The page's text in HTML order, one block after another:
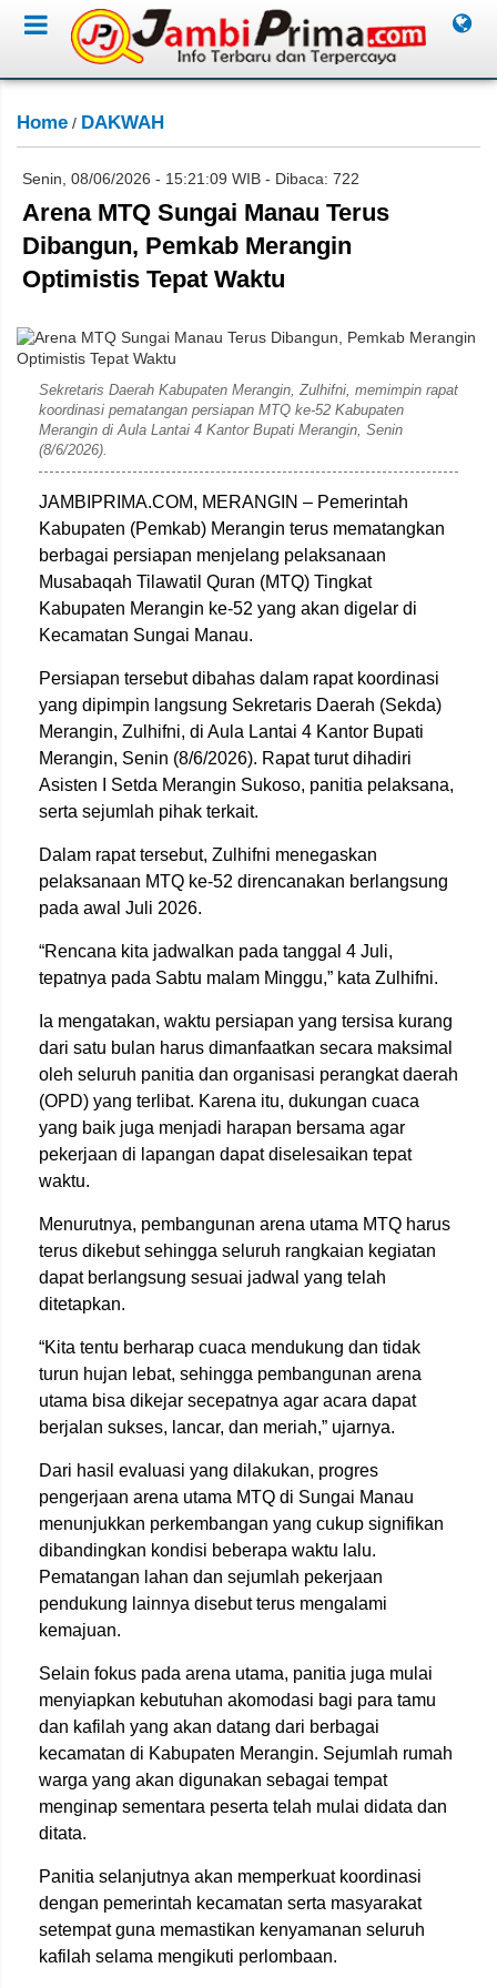
Home / DAKWAH
Senin, 08/06/2026 - 15:21:09 WIB - Dibaca: 722
Arena MTQ Sungai Manau Terus
Dibangun, Pemkab Merangin
Optimistis Tepat Waktu
Sekretaris Daerah Kabupaten Merangin, Zulhifni, memimpin rapat
koordinasi pematangan persiapan MTQ ke-52 Kabupaten
Merangin di Aula Lantai 4 Kantor Bupati Merangin, Senin
(8/6/2026).
JAMBIPRIMA.COM, MERANGIN – Pemerintah
Kabupaten (Pemkab) Merangin terus mematangkan
berbagai persiapan menjelang pelaksanaan
Musabaqah Tilawatil Quran (MTQ) Tingkat
Kabupaten Merangin ke-52 yang akan digelar di
Kecamatan Sungai Manau.
Persiapan tersebut dibahas dalam rapat koordinasi
yang dipimpin langsung Sekretaris Daerah (Sekda)
Merangin, Zulhifni, di Aula Lantai 4 Kantor Bupati
Merangin, Senin (8/6/2026). Rapat turut dihadiri
Asisten I Setda Merangin Sukoso, panitia pelaksana,
serta sejumlah pihak terkait.
Dalam rapat tersebut, Zulhifni menegaskan
pelaksanaan MTQ ke-52 direncanakan berlangsung
pada awal Juli 2026.
“Rencana kita jadwalkan pada tanggal 4 Juli,
tepatnya pada Sabtu malam Minggu,” kata Zulhifni.
Ia mengatakan, waktu persiapan yang tersisa kurang
dari satu bulan harus dimanfaatkan secara maksimal
oleh seluruh panitia dan organisasi perangkat daerah
(OPD) yang terlibat. Karena itu, dukungan cuaca
yang baik juga menjadi harapan bersama agar
pekerjaan di lapangan dapat diselesaikan tepat
waktu.
Menurutnya, pembangunan arena utama MTQ harus
terus dikebut sehingga seluruh rangkaian kegiatan
dapat berlangsung sesuai jadwal yang telah
ditetapkan.
“Kita tentu berharap cuaca mendukung dan tidak
turun hujan lebat, sehingga pembangunan arena
utama bisa dikejar secepatnya agar acara dapat
berjalan sukses, lancar, dan meriah,” ujarnya.
Dari hasil evaluasi yang dilakukan, progres
pengerjaan arena utama MTQ di Sungai Manau
menunjukkan perkembangan yang cukup signifikan
dibandingkan kondisi beberapa waktu lalu.
Pematangan lahan dan sejumlah pekerjaan
pendukung lainnya disebut terus mengalami
kemajuan.
Selain fokus pada arena utama, panitia juga mulai
menyiapkan kebutuhan akomodasi bagi para tamu
dan kafilah yang akan datang dari berbagai
kecamatan di Kabupaten Merangin. Sejumlah rumah
warga yang akan digunakan sebagai tempat
menginap sementara peserta telah mulai didata dan
ditata.
Panitia selanjutnya akan memperkuat koordinasi
dengan pemerintah kecamatan serta masyarakat
setempat guna memastikan kenyamanan seluruh
kafilah selama mengikuti perlombaan.